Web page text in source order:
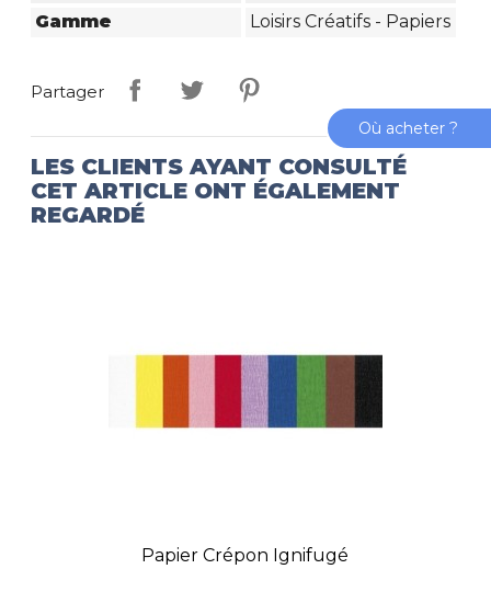
Gamme
Loisirs Créatifs - Papiers
Partager
LES CLIENTS AYANT CONSULTÉ
CET ARTICLE ONT ÉGALEMENT
REGARDÉ
Papier Crépon Ignifugé
Où acheter ?